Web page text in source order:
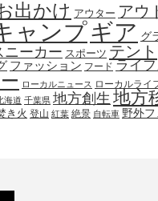
出かけ アウター アウ
ャンプギア グ
ニーカー スポーツ テント
ファッション フード ライ
ローカルニュース ローカルライ
海道 千葉県 地方創生 地方
き火 登山 紅葉 絶景 自転車 野外フ